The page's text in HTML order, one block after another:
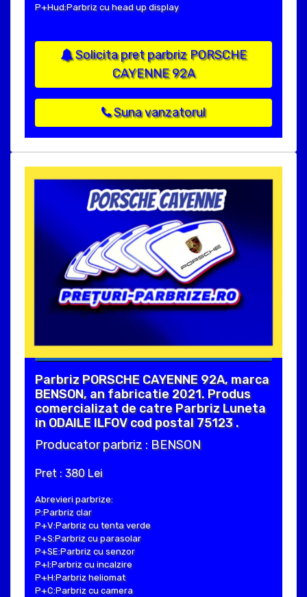
P+Hud:Parbriz cu head up display
Solicita pret parbriz PORSCHE
CAYENNE 92A
Suna vanzatorul
Parbriz PORSCHE CAYENNE 92A, marca
BENSON, an fabricatie 2021. Produs
comercializat de catre Parbriz Luneta
in ODAILE ILFOV cod postal 75123 .
Producator parbriz : BENSON
Pret : 380 Lei
Abrevieri parbrize:
P:Parbriz clar
P+V:Parbriz cu tenta verde
P+S:Parbriz cu parasolar
P+SE:Parbriz cu senzor
P+I:Parbriz cu incalzire
P+H:Parbriz heliomat
P+C:Parbriz cu camera